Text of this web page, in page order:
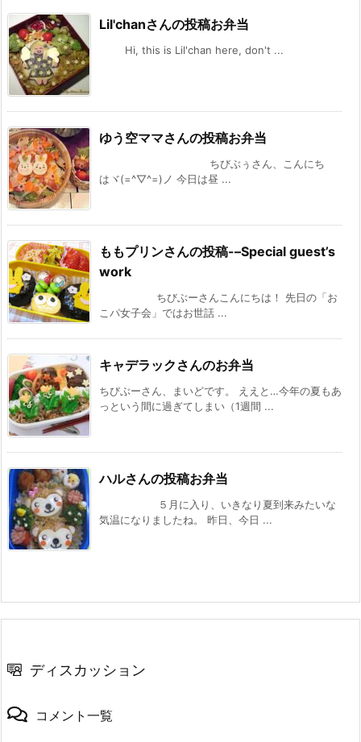
Lil'chanさんの投稿お弁当
Hi, this is Lil'chan here, don't ...
ゆう空ママさんの投稿お弁当
ちびぶぅさん、こんにち
はヾ(=^▽^=)ノ 今日は昼 ...
ももプリンさんの投稿-–Special guest’s
work
ちびぶーさんこんにちは！ 先日の「お
こパ女子会」ではお世話 ...
キャデラックさんのお弁当
ちびぶーさん、まいどです。 ええと…今年の夏もあ
っという間に過ぎてしまい（1週間 ...
ハルさんの投稿お弁当
５月に入り、いきなり夏到来みたいな
気温になりましたね。 昨日、今日 ...
ディスカッション
コメント一覧